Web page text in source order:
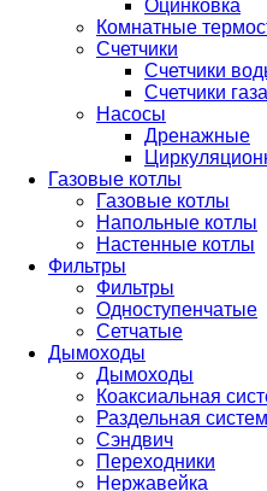
Оцинковка
Комнатные
Счетчики
Счетчики
Счетчики газа
Насосы
Дренажные
Газовые котлы
Газовые котлы
Напольные котлы
Настенные котлы
Фильтры
Фильтры
Одноступенчатые
Сетчатые
Дымоходы
Дымоходы
Коаксиальная
Раздельная
Сэндвич
Переходники
Нержавейка